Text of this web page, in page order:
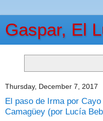
Gaspar, El
Thursday, December 7, 2017
El paso de Irma por
Camagüey (por Lucía